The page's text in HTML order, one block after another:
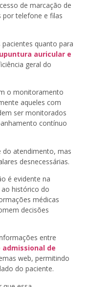
de marcação de
por telefone e filas
quanto para
auricular e
geral do
o monitoramento
aqueles com
ser monitorados
contínuo
do atendimento, mas
desnecessárias.
é evidente na
histórico do
médicas
decisões
entre
admissional de
web, permitindo
do paciente.